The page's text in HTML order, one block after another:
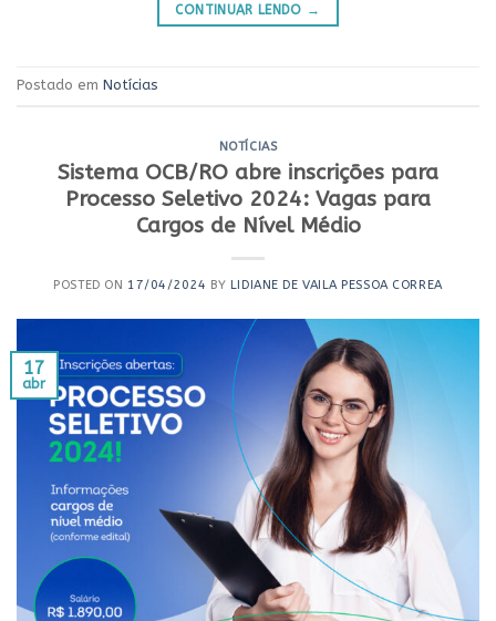
CONTINUAR LENDO →
Postado em Notícias
NOTÍCIAS
Sistema OCB/RO abre inscrições para
Processo Seletivo 2024: Vagas para
Cargos de Nível Médio
POSTED ON 17/04/2024 BY LIDIANE DE VAILA PESSOA CORREA
17
abr